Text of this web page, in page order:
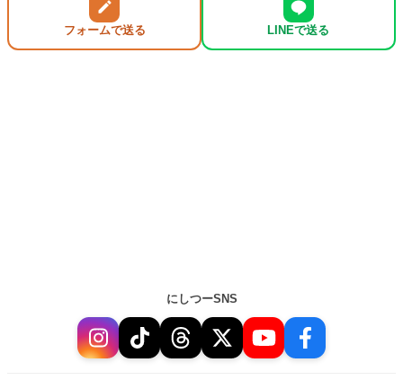
フォームで送る LINEで送る
にしつーSNS